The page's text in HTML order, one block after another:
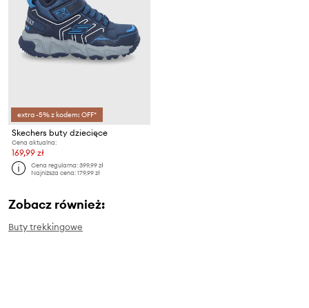
extra -5% z kodem: OFF*
Skechers buty dziecięce
Cena aktualna:
169,99 zł
Cena regularna:399,99 zł
Najniższa cena:179,99 zł
Zobacz również:
Buty trekkingowe